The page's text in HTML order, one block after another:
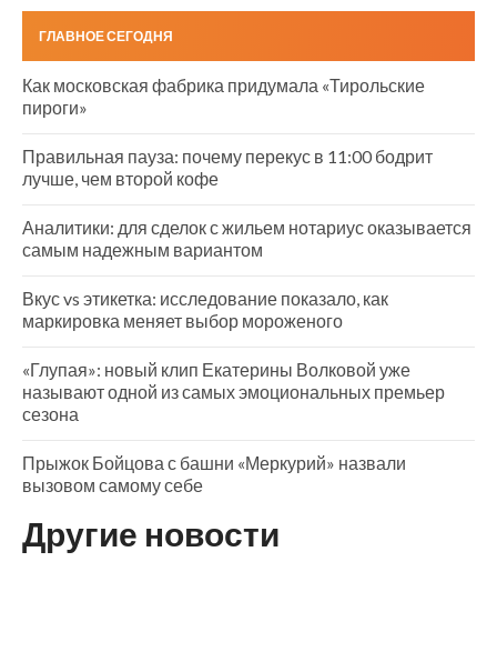
ГЛАВНОЕ СЕГОДНЯ
Как московская фабрика придумала «Тирольские
пироги»
Правильная пауза: почему перекус в 11:00 бодрит
лучше, чем второй кофе
Аналитики: для сделок с жильем нотариус оказывается
самым надежным вариантом
Вкус vs этикетка: исследование показало, как
маркировка меняет выбор мороженого
«Глупая»: новый клип Екатерины Волковой уже
называют одной из самых эмоциональных премьер
сезона
Прыжок Бойцова с башни «Меркурий» назвали
вызовом самому себе
Другие новости